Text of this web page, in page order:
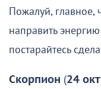
Пожалуй, главное,
направить
постарайтесь
Скорпион (24